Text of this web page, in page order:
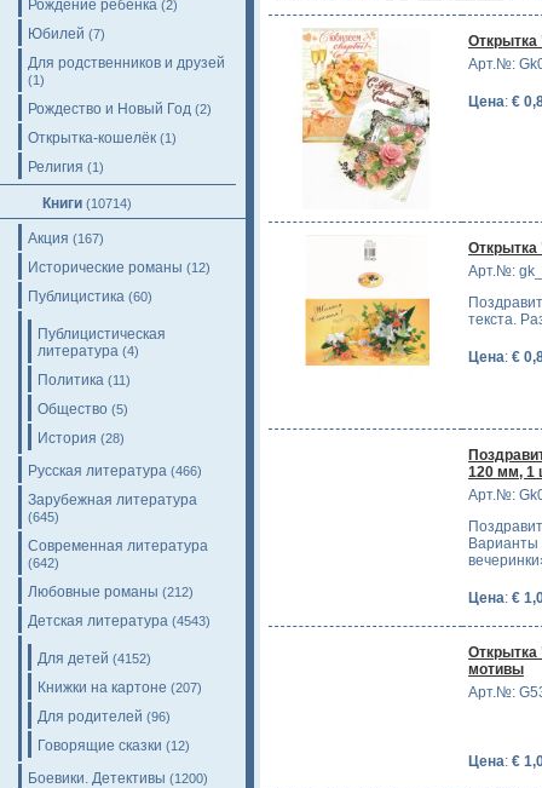
Рождение ребёнка (2)
Юбилей (7)
Для родственников и друзей
(1)
Рождество и Новый Год (2)
Открытка-кошелёк (1)
Религия (1)
Книги (10714)
Акция (167)
Исторические романы (12)
Публицистика (60)
Публицистическая
литература (4)
Политика (11)
Общество (5)
История (28)
Русская литература (466)
Зарубежная литература
(645)
Современная литература
(642)
Любовные романы (212)
Детская литература (4543)
Для детей (4152)
Книжки на картоне (207)
Для родителей (96)
Говорящие сказки (12)
Боевики. Детективы (1200)
Арт.№:
Цена: €
Открытка
Арт.№:
текста.
Цена: €
120 мм, 1
Арт.№:
Варианты
Цена: €
мотивы
Арт.№:
Цена: €